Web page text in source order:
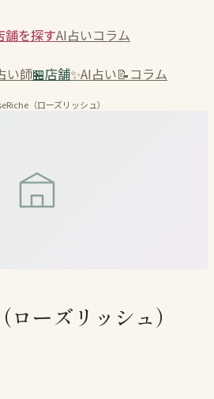
舗を探すAI占いコラム
い師🏪店舗✨AI占い📝コラム
（ローズリッシュ）
ーズリッシュ）